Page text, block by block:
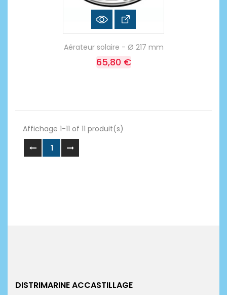
Aérateur solaire - Ø 217 mm
65,80 €
Affichage 1-11 of 11 produit(s)
1
DISTRIMARINE ACCASTILLAGE